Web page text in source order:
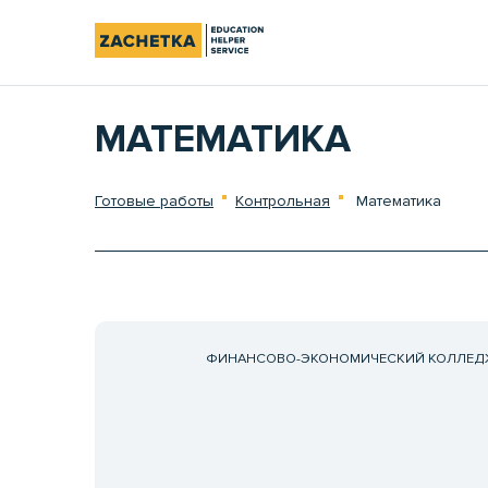
МАТЕМАТИКА
Готовые работы Контрольная Математика
ФИНАНСОВО-ЭКОНОМИЧЕСКИЙ